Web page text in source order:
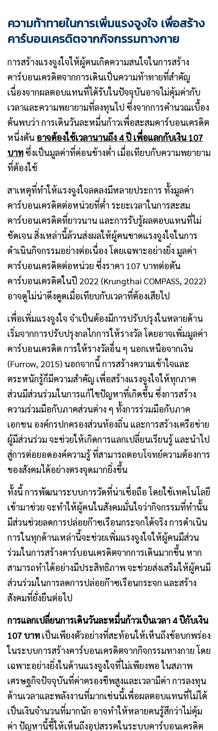
ความท้าทายในการเพิ่มแรงจูงใจ เพื่อสร้าง
คาร์บอนเครดิตจากกิจกรรมทางกาย
การสร้างแรงจูงใจให้ผู้คนเกิดความสนใจในการสร้าง
คาร์บอนเครดิตจากการเดินเป็นความท้าทายที่สำคัญ
เนื่องจากผลตอบแทนที่ได้รับในปัจจุบันอาจไม่คุ้มค่ากับ
เวลาและความพยายามที่ลงทุนไป ซึ่งจากการคำนวณเบื้อง
ต้นพบว่า การเดินวันละหมื่นก้าวเพื่อสะสมคาร์บอนเครดิต
หนึ่งตัน อาจต้องใช้เวลานานถึง 4ปี เพื่อแลกกับเงิน107
บาท ซึ่งเป็นมูลค่าที่ค่อนข้างต่ำ เมื่อเทียบกับความพยายาม
ที่ต้องใช้
สาเหตุที่ทำให้แรงจูงใจลดลงมีหลายประการ ทั้งมูลค่า
คาร์บอนเครดิตต่อหน่วยที่ต่ำ ระยะเวลาในการสะสม
คาร์บอนเครดิตที่ยาวนาน และการรับรู้ผลตอบแทนที่ไม่
ชัดเจน สิ่งเหล่านี้ล้วนส่งผลให้ผู้คนขาดแรงจูงใจในการ
ดำเนินกิจกรรมอย่างต่อเนื่อง โดยเฉพาะอย่างยิ่ง มูลค่า
คาร์บอนเครดิตต่อหน่วย ซึ่งราคา 107 บาทต่อตัน
คาร์บอนเครดิตในปี 2022 (Krungthai COMPASS, 2022)
อาจดูไม่น่าดึงดูดเมื่อเทียบกับเวลาที่ต้องเสียไป
เพื่อเพิ่มแรงจูงใจ จำเป็นต้องมีการปรับปรุงในหลายด้าน
เริ่มจากการปรับปรุงกลไกการให้รางวัล โดยอาจเพิ่มมูลค่า
คาร์บอนเครดิต การให้รางวัลอื่น ๆ นอกเหนือจากเงิน
(Furrow, 2015) นอกจากนี้ การสร้างความเข้าใจและ
ตระหนักรู้ก็มีความสำคัญ เพื่อสร้างแรงจูงใจให้ทุกภาค
ส่วนมีส่วนร่วมในการแก้ไขปัญหาที่เกิดขึ้น ซึ่งการสร้าง
ความร่วมมือกับภาคส่วนต่าง ๆ ทั้งการร่วมมือกับภาค
เอกชน องค์กรปกครองส่วนท้องถิ่น และการสร้างเครือข่าย
ผู้มีส่วนร่วม จะช่วยให้เกิดการแลกเปลี่ยนเรียนรู้ และนำไป
สู่การต่อยอดองค์ความรู้ ที่สามารถตอบโจทย์ความต้องการ
ของสังคมได้อย่างตรงจุดมากยิ่งขึ้น
ทั้งนี้ การพัฒนาระบบการวัดที่น่าเชื่อถือ โดยใช้เทคโนโลยี
เข้ามาช่วย จะทำให้ผู้คนในสังคมมั่นใจว่ากิจกรรมที่ทำนั้น
มีส่วนช่วยลดการปล่อยก๊าซเรือนกระจกได้จริง การดำเนิน
การในทุกด้านเหล่านี้จะช่วยเพิ่มแรงจูงใจให้ผู้คนมีส่วน
ร่วมในการสร้างคาร์บอนเครดิตจากการเดินมากขึ้น หาก
สามารถทำได้อย่างมีประสิทธิภาพ จะช่วยส่งเสริมให้ผู้คนมี
ส่วนร่วมในการลดการปล่อยก๊าซเรือนกระจก และสร้าง
สังคมที่ยั่งยืนต่อไป
การแลกเปลี่ยนการเดินวันละหมื่นก้าวเป็นเวลา 4ปีกับเงิน
107 บาท เป็นเพียงตัวอย่างที่สะท้อนให้เห็นถึงข้อบกพร่อง
ในระบบการสร้างคาร์บอนเครดิตจากกิจกรรมทางกาย โดย
เฉพาะอย่างยิ่งในด้านแรงจูงใจที่ไม่เพียงพอ ในสภาพ
เศรษฐกิจปัจจุบันที่ค่าครองชีพสูงและเวลามีค่า การลงทุน
ด้านเวลาและพลังงานที่มากเช่นนี้เพื่อผลตอบแทนที่ไม่ได้
เป็นเงินจำนวนที่มากนัก อาจทำให้หลายคนรู้สึกว่าไม่คุ้ม
ค่า ปัญหานี้ชี้ให้เห็นถึงอุปสรรคในระบบคาร์บอนเครดิต